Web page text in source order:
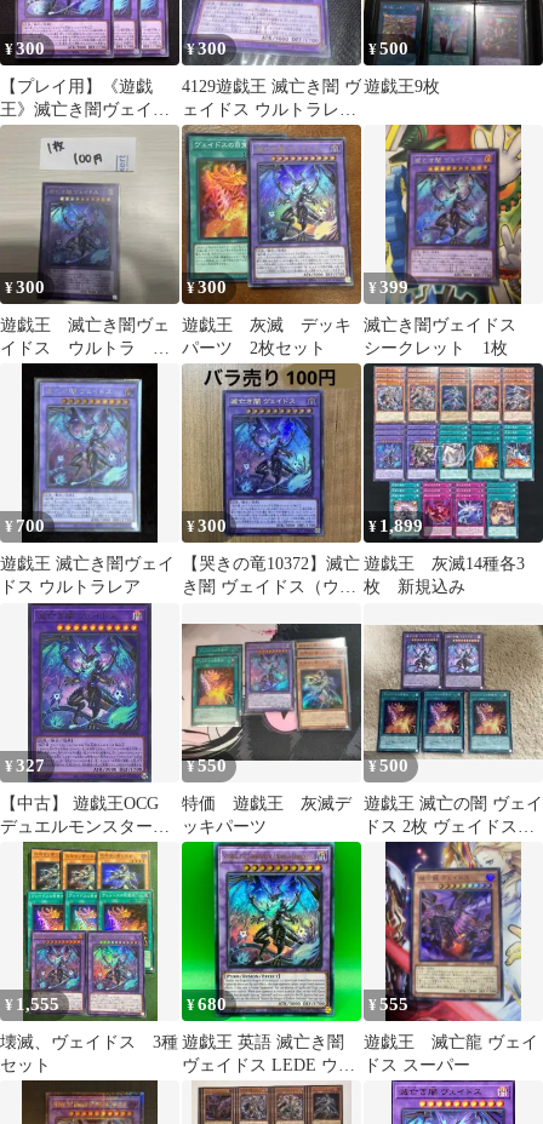
¥300
【プレイ用】《遊戯
王》滅亡き闇ヴェイド
ス ウルトラ3枚
¥300
4129遊戯王 滅亡き闇 ヴ
ェイドス ウルトラレア
WPP5
¥500
遊戯王9枚
¥300
遊戯王 滅亡き闇ヴェ
イドス ウルトラ 残1
¥300
遊戯王 灰滅 デッキ
パーツ 2枚セット
¥399
滅亡き闇ヴェイドス
シークレット 1枚
¥ 700
遊戯王 滅亡き闇ヴェイ
ドス ウルトラレア
¥300
【哭きの竜10372】滅亡
き闇 ヴェイドス（ウル
¥ 1,899
遊戯王 灰滅14種各3
枚 新規込み
¥327
【中古】 遊戯王OCG
デュエルモンスターズ
滅亡き闇 ヴェイドス
WPP5 WPP5-JP034 ウル
トラレア
¥550
特価 遊戯王 灰滅デ
ッキパーツ
¥500
遊戯王 滅亡の闇 ヴェイ
ドス 2枚 ヴェイドスの
目覚め 3枚 セット
¥ 1,555
壊滅、ヴェイドス 3種
セット
¥680
遊戯王 英語 滅亡き闇
ヴェイドス LEDE ウル
トラレア 海外
¥555
遊戯王 滅亡龍 ヴェイ
ドス スーパー